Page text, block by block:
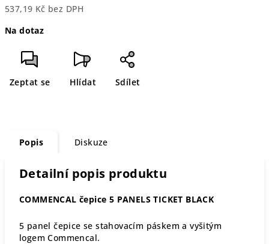
537,19 Kč bez DPH
cena:
Na dotaz
Zeptat se Hlídat Sdílet
Popis Diskuze
Detailní popis produktu
COMMENCAL čepice 5 PANELS TICKET BLACK
5 panel čepice se stahovacím páskem a vyšitým
logem Commencal.